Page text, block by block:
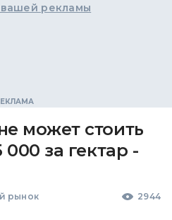
рекламы
может стоить
000 за гектар -
рынок 2944